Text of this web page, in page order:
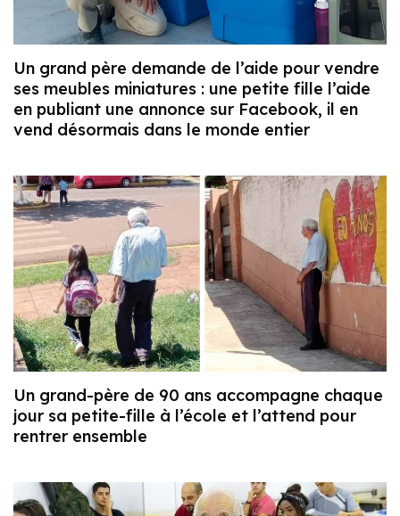
Un grand père demande de l’aide pour vendre
ses meubles miniatures : une petite fille l’aide
en publiant une annonce sur Facebook, il en
vend désormais dans le monde entier
Un grand-père de 90 ans accompagne chaque
jour sa petite-fille à l’école et l’attend pour
rentrer ensemble